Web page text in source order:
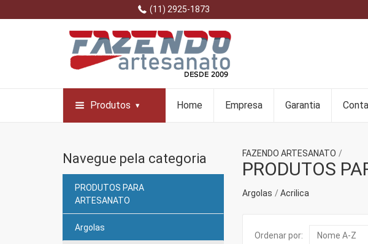
(11) 2925-1873
Produtos Home Empresa Garantia
Navegue pela categoria
PRODUTOS PARA
ARTESANATO
Argolas
FAZENDO ARTESANATO
PRODUTOS
Argolas Acrilica
Ordenar por: